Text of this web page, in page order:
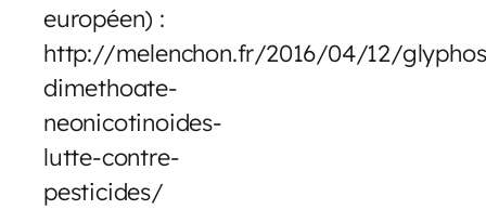
européen) :
http://melenchon.fr/2016/04/12/
dimethoate-
neonicotinoides-
lutte-contre-
pesticides/